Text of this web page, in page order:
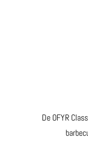
De OFYR